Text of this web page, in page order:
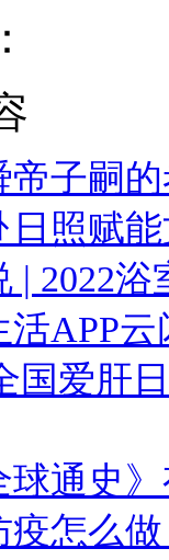
帝子嗣
日照赋
| 2022
活APP
国爱肝
球通史
疫怎么